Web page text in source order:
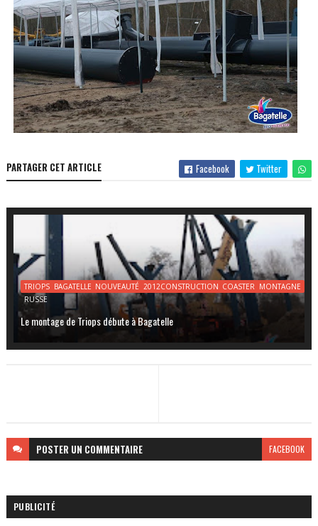
PARTAGER CET ARTICLE Facebook Twitter
TRIOPS BAGATELLE NOUVEAUTÉ 2012CONSTRUCTION COASTER MONTAGNE
RUSSE
Le montage de Triops débute à Bagatelle
POSTER UN COMMENTAIRE FACEBOOK
PUBLICITÉ